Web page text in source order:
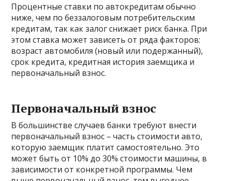
Процентные ставки по автокредитам обычно
ниже, чем по беззалоговым потребительским
кредитам, так как залог снижает риск банка. При
этом ставка может зависеть от ряда факторов:
возраст автомобиля (новый или подержанный),
срок кредита, кредитная история заемщика и
первоначальный взнос.
Первоначальный взнос
В большинстве случаев банки требуют внести
первоначальный взнос – часть стоимости авто,
которую заемщик платит самостоятельно. Это
может быть от 10% до 30% стоимости машины, в
зависимости от конкретной программы. Чем